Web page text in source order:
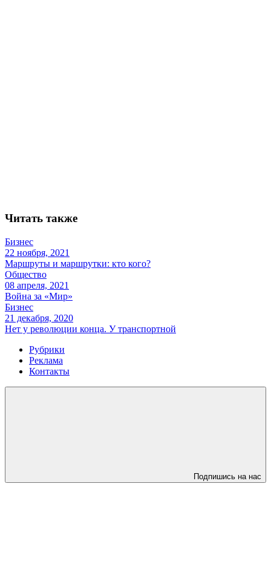
Читать также
Бизнес
22 ноября, 2021
Маршруты и маршрутки: кто кого?
Общество
08 апреля, 2021
Война за «Мир»
Бизнес
21 декабря, 2020
Нет у революции конца. У транспортной
Рубрики
Реклама
Контакты
Подпишись на нас